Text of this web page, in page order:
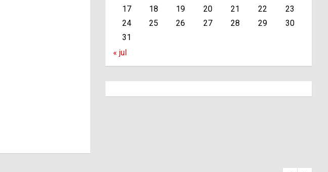
17
18 19 20 21 22
23
24
25 26 27 28 29
30
31
« jul